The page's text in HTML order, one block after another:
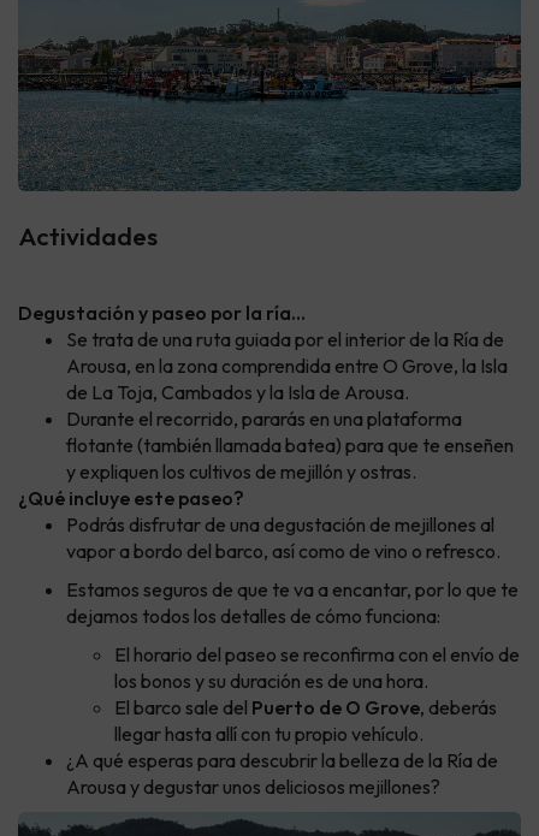
Actividades
Degustación y paseo por la ría…
Se trata de una ruta guiada por el interior de la Ría de
Arousa, en la zona comprendida entre O Grove, la Isla
de La Toja, Cambados y la Isla de Arousa.
Durante el recorrido, pararás en una plataforma
flotante (también llamada batea) para que te enseñen
y expliquen los cultivos de mejillón y ostras.
¿Qué incluye este paseo?
Podrás disfrutar de una degustación de mejillones al
vapor a bordo del barco, así como de vino o refresco.
Estamos seguros de que te va a encantar, por lo que te
dejamos todos los detalles de cómo funciona:
El horario del paseo se reconfirma con el envío de
los bonos y su duración es de una hora.
El barco sale del Puerto de O Grove, deberás
llegar hasta allí con tu propio vehículo.
¿A qué esperas para descubrir la belleza de la Ría de
Arousa y degustar unos deliciosos mejillones?